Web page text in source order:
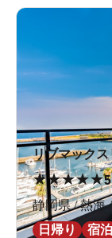
リブマックス
★★★★★
静岡県 / 熱海
日帰り
宿泊